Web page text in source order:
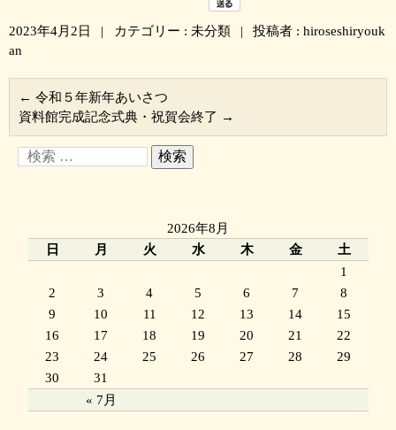
2023年4月2日 | カテゴリー : 未分類 |
投稿者 : hiroseshiryouk
an
← 令和５年新年あいさつ
資料館完成記念式典・祝賀会終了 →
2026年8月
日
月 火 水 木 金 土
« 7月
1
2
3 4 5 6 7
8
9
10 11 12 13 14
15
16
17 18 19 20 21
22
23
24 25 26 27 28
29
30
31